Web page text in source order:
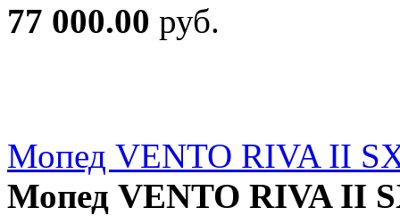
77 000.00 руб.
Мопед VENTO RIVA II
Мопед VENTO RIVA II